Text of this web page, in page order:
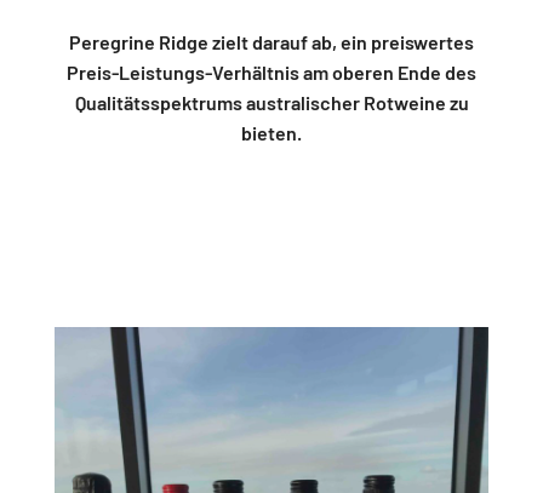
Peregrine Ridge zielt darauf ab, ein preiswertes
Preis-Leistungs-Verhältnis am oberen Ende des
Qualitätsspektrums australischer Rotweine zu
bieten.